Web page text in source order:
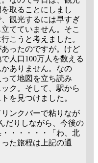
取ることにしまし
観光するには早すぎ
てていません。そこ
こうと考えました。
ったのですが。けど
人口100万人を数える
ありません。なの
て地図を立ち読み
ク。そして、駅から
を見つけました。
ンクバーで粘りなが
だりしながら、今後の
・・・・・「わ、北
た旅程は上記の通